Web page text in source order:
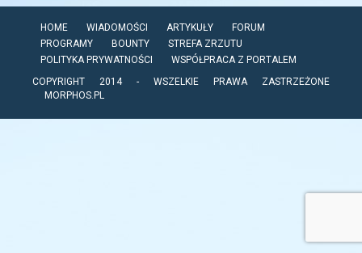
HOME WIADOMOŚCI ARTYKUŁY
FORUM
PROGRAMY
BOUNTY
STREFA ZRZUTU
POLITYKA PRYWATNOŚCI
WSPÓŁPRACA Z PORTALEM
COPYRIGHT 2014 - WSZELKIE PRAWA ZASTRZEŻONE
MORPHOS.PL